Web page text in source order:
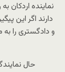
نماینده اردکان
دارند اگر این
و دادگستری را
حال